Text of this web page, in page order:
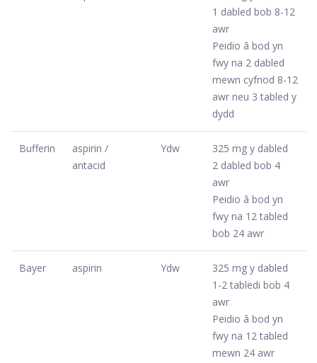
1 dabled bob 8-12
awr
Peidio â bod yn
fwy na 2 dabled
mewn cyfnod 8-12
awr neu 3 tabled y
dydd
Bufferin
aspirin /
antacid
Ydw
325 mg y dabled
2 dabled bob 4
awr
Peidio â bod yn
fwy na 12 tabled
bob 24 awr
Bayer aspirin Ydw
325 mg y dabled
1-2 tabledi bob 4
awr
Peidio â bod yn
fwy na 12 tabled
mewn 24 awr